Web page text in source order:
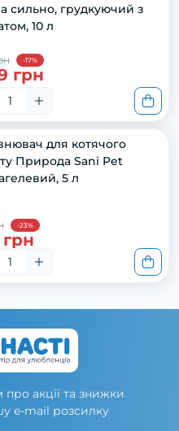
сильно, грудкуючий з
10 л
-17%
грн
для котячого
Природа Sani Pet
5 л
-23%
акції та знижки
e-mail розсилку